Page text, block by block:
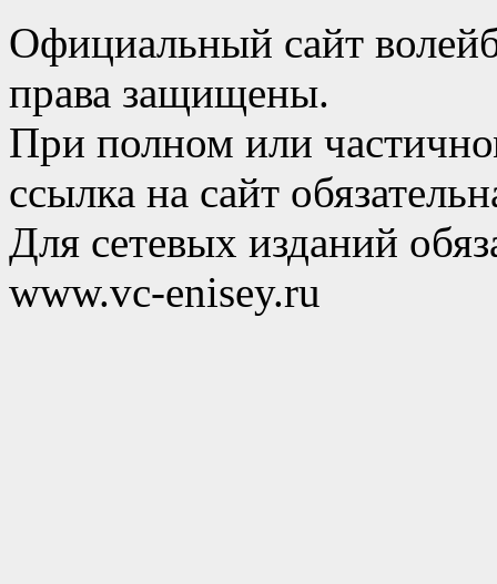
Официальный сайт
права защищены.
При полном или
ссылка на сайт
Для сетевых изданий
www.vc-enisey.ru